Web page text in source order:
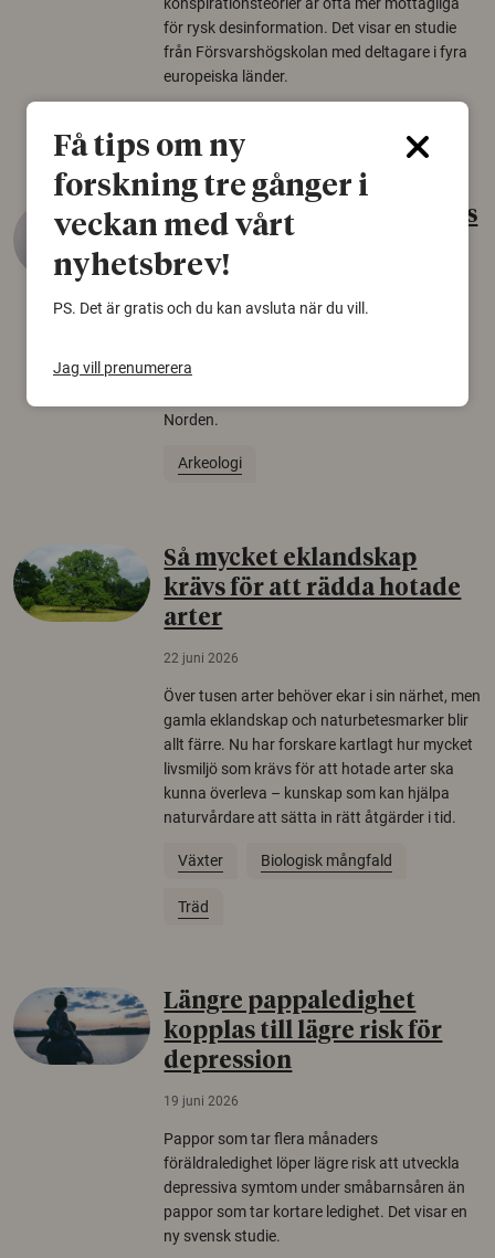
för rysk desinformation. Det visar en studie
från Försvarshögskolan med deltagare i fyra
europeiska länder.
Gammalt skinn var Sveriges
gammal sko. Fyndet bär spår av romerskt
Norden.
Arkeologi
Så mycket eklandskap
krävs för att rädda hotade
arter
22 juni 2026
Över tusen arter behöver ekar i sin närhet, men
gamla eklandskap och naturbetesmarker blir
allt färre. Nu har forskare kartlagt hur mycket
livsmiljö som krävs för att hotade arter ska
kunna överleva – kunskap som kan hjälpa
naturvårdare att sätta in rätt åtgärder i tid.
Växter Biologisk mångfald
Träd
Längre pappaledighet
kopplas till lägre risk för
depression
19 juni 2026
Pappor som tar flera månaders
föräldraledighet löper lägre risk att utveckla
depressiva symtom under småbarnsåren än
pappor som tar kortare ledighet. Det visar en
ny svensk studie.
Få tips om ny
forskning tre gånger i
veckan med vårt
nyhetsbrev!
PS. Det är gratis och du kan avsluta när du vill.
Jag vill prenumerera